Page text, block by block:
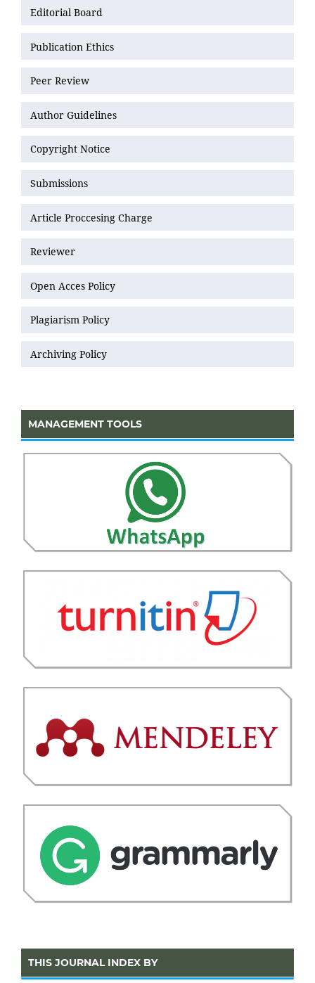
Editorial Board
Publication Ethics
Peer Review
Author Guidelines
Copyright Notice
Submissions
Article Proccesing Charge
Reviewer
Open Acces Policy
Plagiarism Policy
Archiving Policy
MANAGEMENT TOOLS
THIS JOURNAL INDEX BY